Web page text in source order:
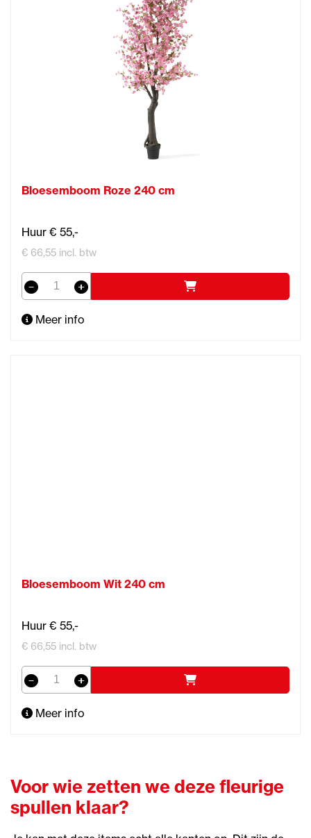
Bloesemboom Roze 240 cm
Huur € 55,-
€ 66,55 incl. btw
Meer info
Bloesemboom Wit 240 cm
Huur € 55,-
€ 66,55 incl. btw
Meer info
Voor wie zetten we deze fleurige
spullen klaar?